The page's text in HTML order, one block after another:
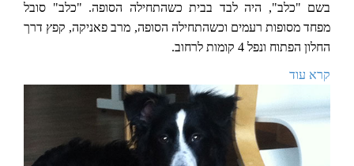
בשם "כלב", היה לבד בבית כשהתחילה הסופה. "כלב" סובל
מפחד מסופות רעמים וכשהתחילה הסופה, מרב פאניקה, קפץ דרך
החלון הפתוח ונפל 4 קומות לרחוב.
קרא עוד